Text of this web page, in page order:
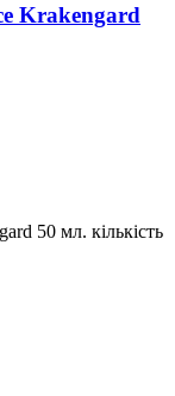
Krakengard
50 мл. кількість